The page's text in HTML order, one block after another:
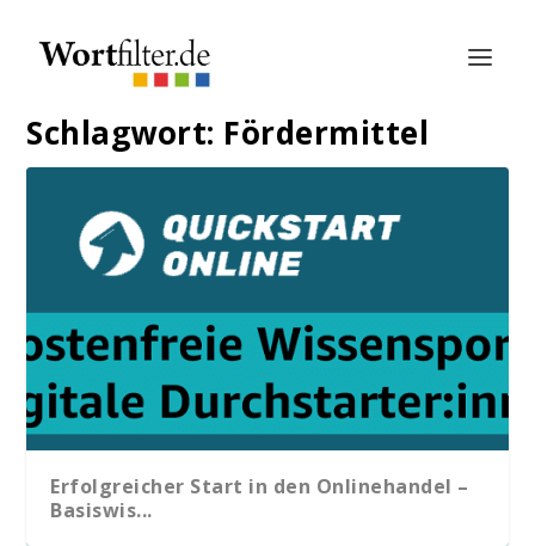
Schlagwort: Fördermittel
Erfolgreicher Start in den Onlinehandel –
Basiswis...